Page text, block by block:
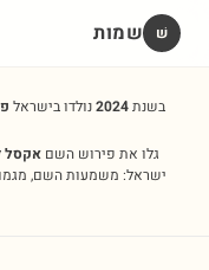
שׁ שמות
בשנת2024נולדו בישראל
גלו את פירוש השםאקסל
ישראל: משמעות השם, מגמות